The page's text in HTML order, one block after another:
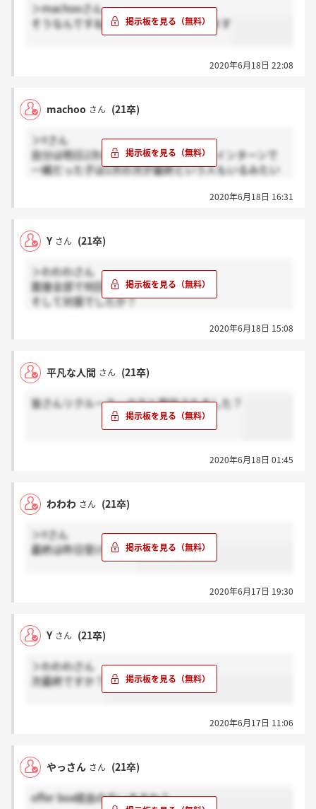
＞machooさん
そうなんですね、、ありがとうございます
2020年6月18日 22:08
machoo さん (21卒)
＞Yさん
自分は明日2次のweb面接があります。インターンで
一緒だった子は1次の次が最終という人もいるみたい
2020年6月18日 16:31
Y さん (21卒)
＞わわわさん
面接全部で何回しましたか？
そして対面でしたか？
2020年6月18日 15:08
平凡な人間 さん (21卒)
皆さんリクルーターの方と面談されました？
2020年6月18日 01:45
わわわ さん (21卒)
＞Yさん
最終は昨日受けました
2020年6月17日 19:30
Y さん (21卒)
＞わわわさん
次最終ですか？
2020年6月17日 11:06
やっさん さん (21卒)
offer box経由の方いますか？